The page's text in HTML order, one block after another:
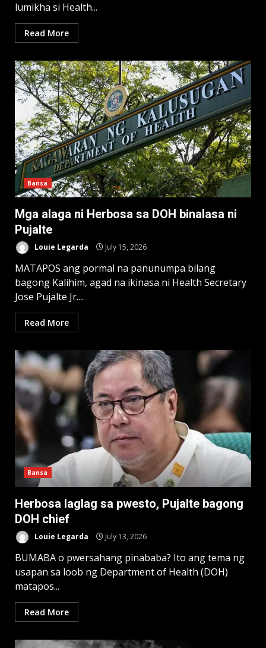
lumikha si Health...
Read More
Bansa
Mga alaga ni Herbosa sa DOH binalasa ni
Pujalte
Louie Legarda July 15, 2026
MATAPOS ang pormal na panunumpa bilang
bagong Kalihim, agad na ikinasa ni Health Secretary
Jose Pujalte Jr....
Read More
Bansa
Herbosa laglag sa pwesto, Pujalte bagong
DOH chief
Louie Legarda July 13, 2026
BUMABA o pwersahang pinababa? Ito ang tema ng
usapan sa loob ng Department of Health (DOH)
matapos...
Read More